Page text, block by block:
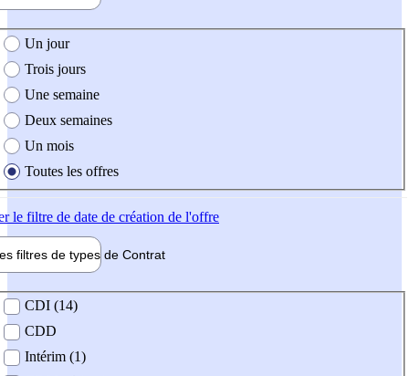
création de l'offre
Un jour
Trois jours
Une semaine
Deux semaines
Un mois
Toutes les offres
le filtre de date de création de l'offre
filtres de types de Contrat
contrat
CDI (14)
CDD
Intérim (1)